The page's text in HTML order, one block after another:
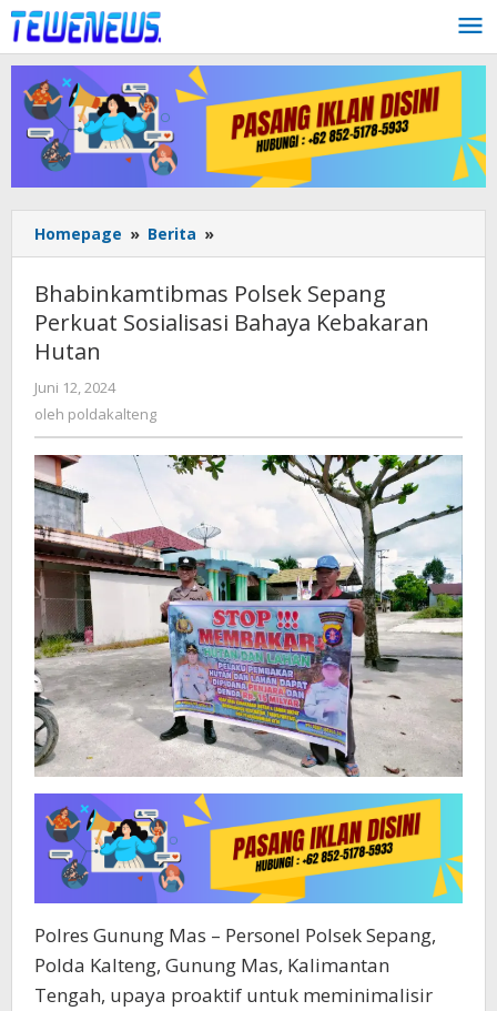
Lewati
ke
konten
Homepage » Berita »
Polsek
Perkuat
Sosialisasi
Bhabinkamtibmas Polsek Sepang
Perkuat Sosialisasi Bahaya Kebakaran
Hutan
Juni 12, 2024
poldakalteng
oleh poldakalteng
Polres Gunung Mas – Personel Polsek Sepang,
Polda Kalteng, Gunung Mas, Kalimantan
Tengah, upaya proaktif untuk meminimalisir